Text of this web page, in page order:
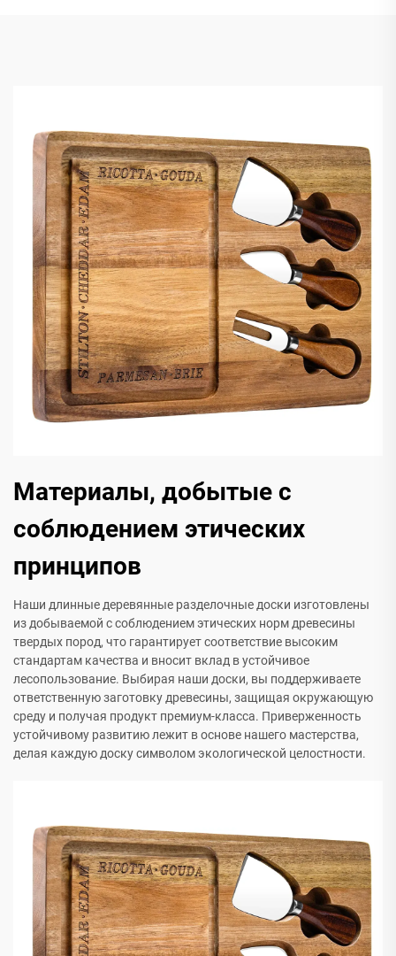
Материалы, добытые с
соблюдением этических
принципов
Наши длинные деревянные разделочные доски изготовлены
из добываемой с соблюдением этических норм древесины
твердых пород, что гарантирует соответствие высоким
стандартам качества и вносит вклад в устойчивое
лесопользование. Выбирая наши доски, вы поддерживаете
ответственную заготовку древесины, защищая окружающую
среду и получая продукт премиум-класса. Приверженность
устойчивому развитию лежит в основе нашего мастерства,
делая каждую доску символом экологической целостности.